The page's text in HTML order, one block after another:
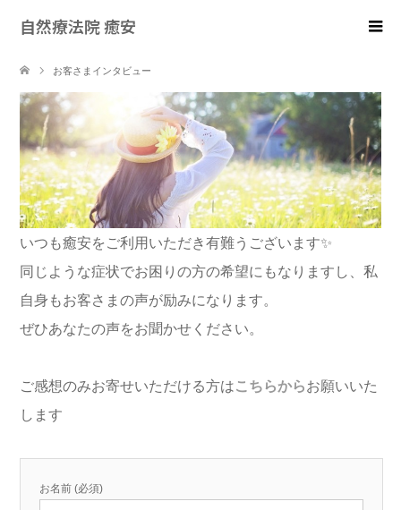
自然療法院 癒安
お客さまインタビュー
いつも癒安をご利用いただき有難うございます✨
同じような症状でお困りの方の希望にもなりますし、私
自身もお客さまの声が励みになります。
ぜひあなたの声をお聞かせください。
ご感想のみお寄せいただける方はこちらからお願いいた
します
お名前 (必須)